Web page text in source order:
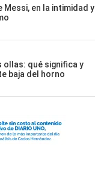
Messi, en la intimidad y
ollas: qué significa y
baja del horno